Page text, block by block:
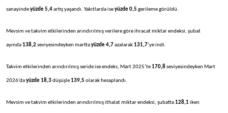
sanayindeyüzde 5,4artış yaşandı. Yakıtlarda iseyüzde 0,5 gerileme görüldü.
Mevsim ve takvim etkilerinden arındırılmış verilere göre ihracat miktar endeksi, şubat
ayında 138,2seviyesindeyken marttayüzde 4,7 azalarak 131,7’ye indi.
Takvim etkilerinden arındırılmış seride ise endeks, Mart 2025’te 170,8seviyesindeyken Mart
2026’dayüzde 18,3düşüşle 139,5 olarak hesaplandı.
Mevsim ve takvim etkilerinden arındırılmış ithalat miktar endeksi, şubatta 128,1iken